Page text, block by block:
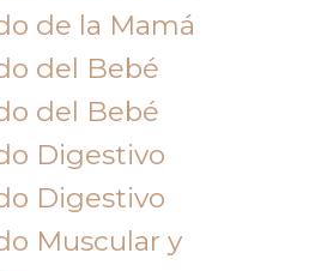
de la Mamá
del Bebé
del Bebé
Digestivo
Digestivo
Muscular y